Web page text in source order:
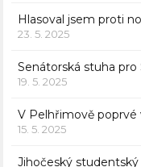
Hlasoval jsem proti
23. 5. 2025
Senátorská stuha pro
19. 5. 2025
V Pelhřimově poprvé
15. 5. 2025
Jihočeský